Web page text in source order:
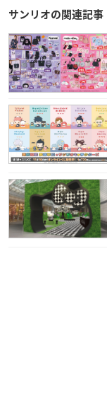
サンリオの関連記事